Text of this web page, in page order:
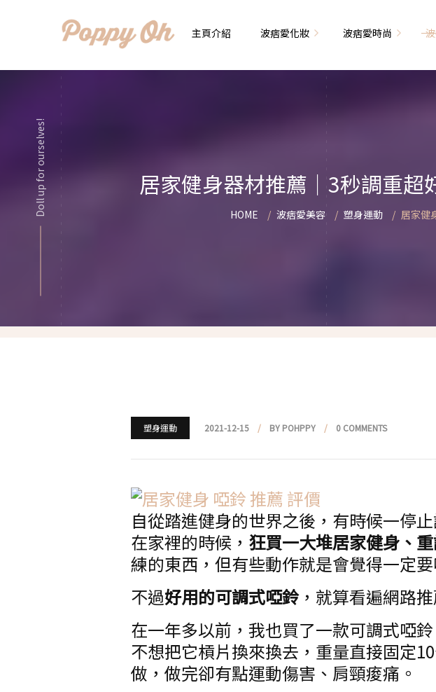
主頁介紹 波痞愛化妝
新手必看基礎化妝分解教學
彩妝色彩學
超好用必敗刷具
化妝品收納
波痞愛時尚
時尚單品大採購
顯瘦穿搭
指甲也是閃亮亮
身體保養
Doll up for ourselves! 居家健身器材推薦｜3秒調重
HOME 波痞愛美容 塑身運動 居家健
塑身運動 2021-12-15 BY POHPPY 0 COMMENTS
自從踏進健身的世界之後，有時候一停
在家裡的時候， 狂買一大堆居家健身、
練的東西，但有些動作就是會覺得一定
不過好用的可調式啞鈴，就算看遍網路
在一年多以前，我也買了一款可調式啞
不想把它槓片換來換去，重量直接固定
做，做完卻有點運動傷害、肩頸痠痛。